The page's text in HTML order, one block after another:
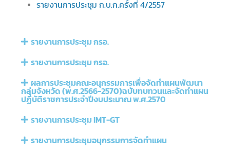
รายงานการประชุม ก.บ.ก.ครั้งที่ 4/2557
รายงานการประชุม กรอ.
รายงานการประชุม กรอ.
ผลการประชุมคณะอนุกรรมการเพื่อจัดทำแผนพัฒนา
กลุ่มจังหวัด (พ.ศ.2566-2570)ฉบับทบทวนและจัดทำแผน
ปฏิบัติราชการประจำปีงบประมาณ พ.ศ.2570
รายงานการประชุม IMT-GT
รายงานการประชุมอนุกรรมการจัดทำแผน